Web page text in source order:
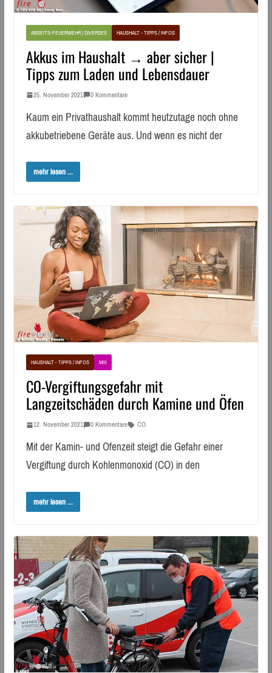
ABSEITS-FEUERWEHR | DIVERSES HAUSHALT - TIPPS / INFOS
Akkus im Haushalt → aber sicher |
Tipps zum Laden und Lebensdauer
25. November 2021 0 Kommentare
Kaum ein Privathaushalt kommt heutzutage noch ohne
akkubetriebene Geräte aus. Und wenn es nicht der
mehr lesen ...
HAUSHALT - TIPPS / INFOS MIX
CO-Vergiftungsgefahr mit
Langzeitschäden durch Kamine und Öfen
12. November 2021 0 Kommentare CO
Mit der Kamin- und Ofenzeit steigt die Gefahr einer
Vergiftung durch Kohlenmonoxid (CO) in den
mehr lesen ...